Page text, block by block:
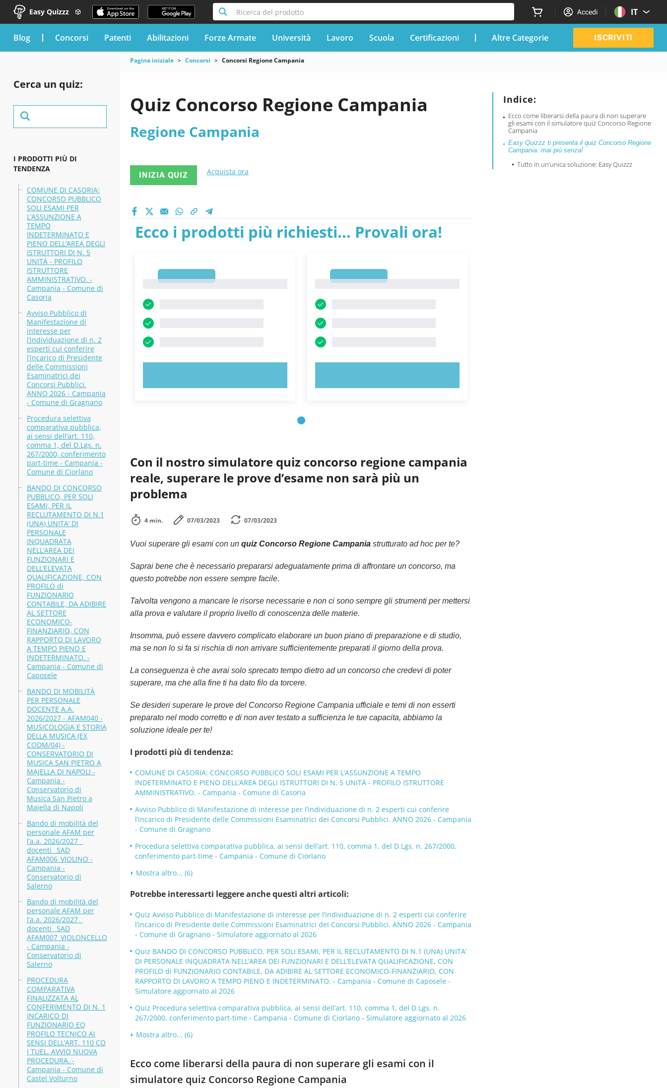
Easy Quizzz Ricerca del prodotto Accedi IT
blog Concorsi Patenti Abilitazioni Forze Armate Università Lavoro Scuola Certificazioni Altre Categorie ISCRIVITI
Cerca un quiz:
I PRODOTTI PIÙ DI
TENDENZA
COMUNE DI CASORIA:
CONCORSO PUBBLICO
SOLI ESAMI PER
L’ASSUNZIONE A
TEMPO
INDETERMINATO E
PIENO DELL’AREA DEGLI
ISTRUTTORI DI N. 5
UNITÀ - PROFILO
ISTRUTTORE
AMMINISTRATIVO. -
Campania - Comune di
Casoria
Avviso Pubblico di
Manifestazione di
interesse per
l’individuazione di n. 2
esperti cui conferire
l’incarico di Presidente
delle Commissioni
Esaminatrici dei
Concorsi Pubblici.
ANNO 2026 - Campania
- Comune di Gragnano
Procedura selettiva
comparativa pubblica,
ai sensi dell’art. 110,
comma 1, del D.Lgs. n.
267/2000, conferimento
part-time - Campania -
Comune di Ciorlano
BANDO DI CONCORSO
PUBBLICO, PER SOLI
ESAMI, PER IL
RECLUTAMENTO DI N.1
(UNA) UNITA’ DI
PERSONALE
INQUADRATA
NELL’AREA DEI
FUNZIONARI E
DELL’ELEVATA
QUALIFICAZIONE, CON
PROFILO di
FUNZIONARIO
CONTABILE, DA ADIBIRE
AL SETTORE
ECONOMICO-
FINANZIARIO, CON
RAPPORTO DI LAVORO
A TEMPO PIENO E
INDETERMINATO. -
Campania - Comune di
Caposele
BANDO DI MOBILITÀ
PER PERSONALE
DOCENTE A.A.
2026/2027 - AFAM040 -
MUSICOLOGIA E STORIA
DELLA MUSICA (EX
CODM/04) -
CONSERVATORIO DI
MUSICA SAN PIETRO A
MAJELLA DI NAPOLI -
Campania -
Conservatorio di
Musica San Pietro a
Majella di Napoli
Bando di mobilità del
personale AFAM per
l’a.a. 2026/2027 _
docenti_ SAD
AFAM006_VIOLINO -
Campania -
Conservatorio di
Salerno
Bando di mobilità del
personale AFAM per
l’a.a. 2026/2027 _
docenti_ SAD
AFAM007_VIOLONCELLO
- Campania -
Conservatorio di
Salerno
PROCEDURA
COMPARATIVA
FINALIZZATA AL
CONFERIMENTO DI N. 1
INCARICO DI
FUNZIONARIO EQ
PROFILO TECNICO AI
SENSI DELL’ART. 110 CO
I TUEL. AVVIO NUOVA
PROCEDURA. -
Campania - Comune di
Castel Volturno
Pagina iniziale Concorsi Concorsi Regione Campania
Indice:
Ecco come liberarsi della paura di non superare
gli esami con il simulatore quiz Concorso Regione
Campania
Easy Quizzz ti presenta il quiz Concorso Regione
Campania: mai più senza!
Tutto in un’unica soluzione: Easy Quizzz
Quiz Concorso Regione Campania
Regione Campania
INIZIA QUIZ Acquista ora
Ecco i prodotti più richiesti... Provali ora!
Con il nostro simulatore quiz concorso regione campania
reale, superare le prove d’esame non sarà più un
problema
4 min. 07/03/2023 07/03/2023
Vuoi superare gli esami con un quiz Concorso Regione Campaniastrutturato ad hoc per te?
Saprai bene che è necessario prepararsi adeguatamente prima di affrontare un concorso, ma
questo potrebbe non essere sempre facile.
Talvolta vengono a mancare le risorse necessarie e non ci sono sempre gli strumenti per mettersi
alla prova e valutare il proprio livello di conoscenza delle materie.
Insomma, può essere davvero complicato elaborare un buon piano di preparazione e di studio,
ma se non lo si fa si rischia di non arrivare sufficientemente preparati il giorno della prova.
La conseguenza è che avrai solo sprecato tempo dietro ad un concorso che credevi di poter
superare, ma che alla fine ti ha dato filo da torcere.
Se desideri superare le prove del Concorso Regione Campania ufficiale e temi di non esserti
preparato nel modo corretto e di non aver testato a sufficienza le tue capacita, abbiamo la
soluzione ideale per te!
I prodotti più di tendenza:
COMUNE DI CASORIA: CONCORSO PUBBLICO SOLI ESAMI PER L’ASSUNZIONE A TEMPO
INDETERMINATO E PIENO DELL’AREA DEGLI ISTRUTTORI DI N. 5 UNITÀ - PROFILO ISTRUTTORE
AMMINISTRATIVO. - Campania - Comune di Casoria
Avviso Pubblico di Manifestazione di interesse per l’individuazione di n. 2 esperti cui conferire
l’incarico di Presidente delle Commissioni Esaminatrici dei Concorsi Pubblici. ANNO 2026 - Campania
- Comune di Gragnano
Procedura selettiva comparativa pubblica, ai sensi dell’art. 110, comma 1, del D.Lgs. n. 267/2000,
conferimento part-time - Campania - Comune di Ciorlano
Mostra altro... (6)
Potrebbe interessarti leggere anche questi altri articoli:
Quiz Avviso Pubblico di Manifestazione di interesse per l’individuazione di n. 2 esperti cui conferire
l’incarico di Presidente delle Commissioni Esaminatrici dei Concorsi Pubblici. ANNO 2026 - Campania
- Comune di Gragnano - Simulatore aggiornato al 2026
Quiz BANDO DI CONCORSO PUBBLICO, PER SOLI ESAMI, PER IL RECLUTAMENTO DI N.1 (UNA) UNITA’
DI PERSONALE INQUADRATA NELL’AREA DEI FUNZIONARI E DELL’ELEVATA QUALIFICAZIONE, CON
PROFILO di FUNZIONARIO CONTABILE, DA ADIBIRE AL SETTORE ECONOMICO-FINANZIARIO, CON
RAPPORTO DI LAVORO A TEMPO PIENO E INDETERMINATO. - Campania - Comune di Caposele -
Simulatore aggiornato al 2026
Quiz Procedura selettiva comparativa pubblica, ai sensi dell’art. 110, comma 1, del D.Lgs. n.
267/2000, conferimento part-time - Campania - Comune di Ciorlano - Simulatore aggiornato al 2026
Mostra altro... (6)
Ecco come liberarsi della paura di non superare gli esami con il
simulatore quiz Concorso Regione Campania